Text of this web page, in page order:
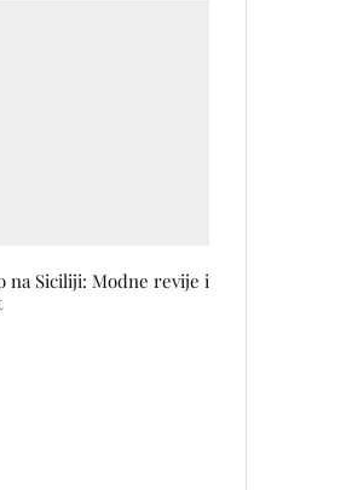
na Siciliji: Modne revije i